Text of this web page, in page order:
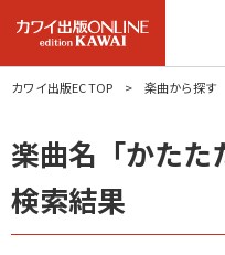
カワイ出版EC TOP 楽曲から探す
楽曲名「かた
検索結果